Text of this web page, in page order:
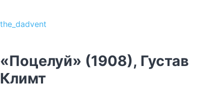
the_dadvent
«Поцелуй» (1908), Густав
Климт